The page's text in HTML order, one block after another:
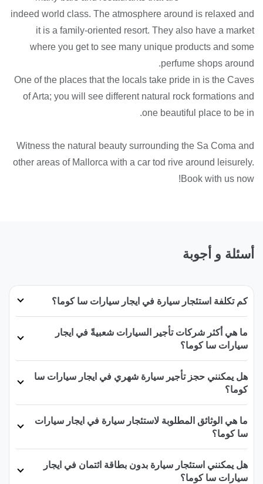
indeed world class. The atmosphere around is relaxed and
it is a family-oriented resort. They also have a market
where you get to see many unique products and some
perfume shops around.
One of the places that the locals take pride in is the Caves
of Arta; you will see different natural rock formations and
one beautiful place to be in.
Witness the natural beauty surrounding the Sa Coma and
other areas of Mallorca with a car tod rive around leisurely.
Book with us now!
أسئلة و أجوبة
كم تكلفة استئجار سيارة في ايجار سيارات سا كوما؟
ما هي أكثر شركات تأجير السيارات شعبيةً في ايجار
سيارات سا كوما؟
هل يمكنني حجز تأجير سيارة شهري في ايجار سيارات سا
كوما؟
ما هي الوثائق المطلوبة لاستئجار سيارة في ايجار سيارات
سا كوما؟
هل يمكنني استئجار سيارة بدون بطاقة ائتمان في ايجار
سيارات سا كوما؟